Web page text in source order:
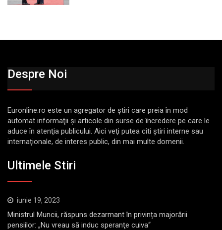
Despre Noi
Euronline.ro este un agregator de ştiri care preia în mod
automat informaţii şi articole din surse de încredere pe care le
aduce în atenţia publicului. Aici veţi putea citi ştiri interne sau
internaţionale, de interes public, din mai multe domenii.
Ultimele Stiri
iunie 19, 2023
Ministrul Muncii, răspuns dezarmant în privința majorării
pensiilor: „Nu vreau să induc speranţe cuiva“